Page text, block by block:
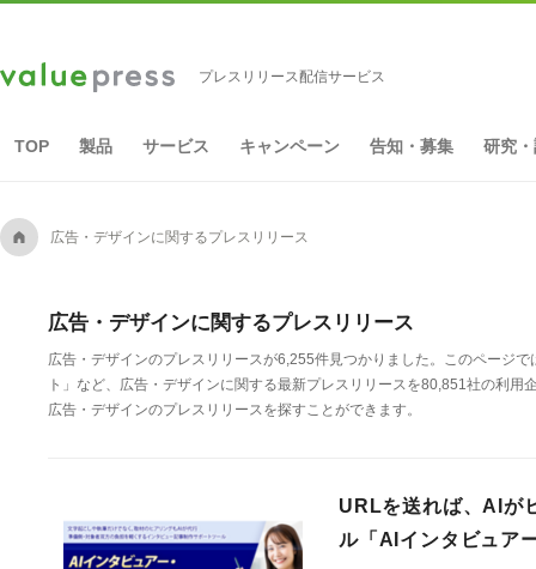
プレスリリース配信サービス
TOP 製品 サービス キャンペーン 告知・募集 研究
A 広告・デザインに関するプレスリリース
広告・デザインに関するプレスリリース
広告・デザインのプレスリリースが6,255件見つかりました。このページ
ト」など、広告・デザインに関する最新プレスリリースを80,851社の利
広告・デザインのプレスリリースを探すことができます。
URLを送れば、AIが
ル「AIインタビュア